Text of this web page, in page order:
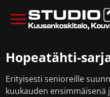
Hopeatähti-
Erityisesti senioreille
kuukauden